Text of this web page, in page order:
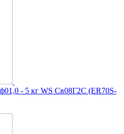
- 5 кг WS Св08Г2С (ER70S-